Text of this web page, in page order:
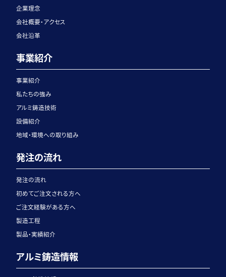
企業理念
会社概要・アクセス
会社沿革
事業紹介
事業紹介
私たちの強み
アルミ鋳造技術
設備紹介
地域・環境への取り組み
発注の流れ
発注の流れ
初めてご注文される方へ
ご注文経験がある方へ
製造工程
製品・実績紹介
アルミ鋳造情報